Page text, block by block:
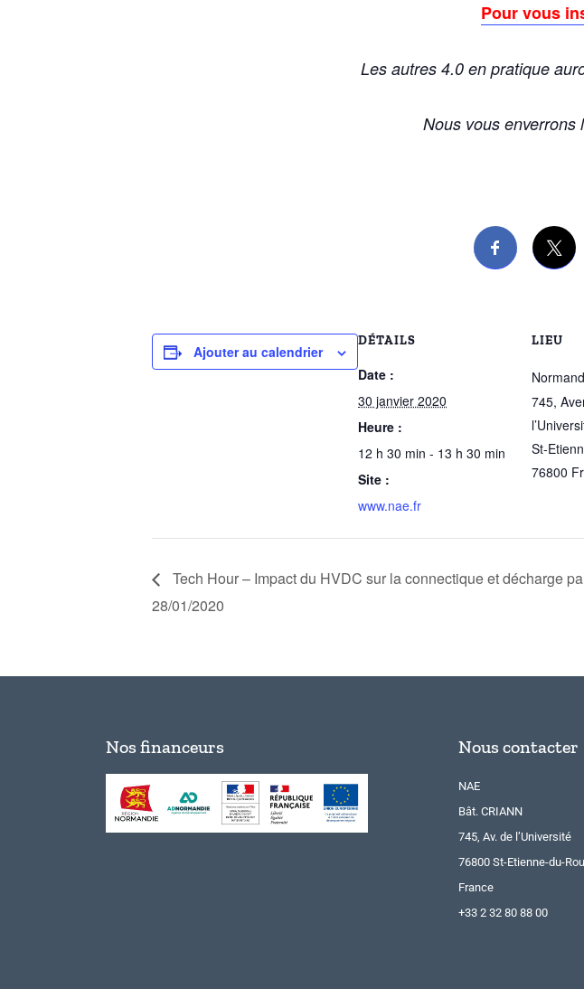
Pour vous
Les autres 4.0 en pratique
Nous vous enverrons
Ajouter au calendrier
DÉTAILS
Date :
30 janvier 2020
Heure :
12 h 30 min - 13 h 30 min
Site :
www.nae.fr
LIEU
745,
St-
76800
Tech Hour – Impact du HVDC sur la connectique et décharge
28/01/2020
Nos financeurs Nous contacter
NAE
Bât. CRIANN
745, Av. de l’Université
76800 St-Etienne-du-
France
+33 2 32 80 88 00